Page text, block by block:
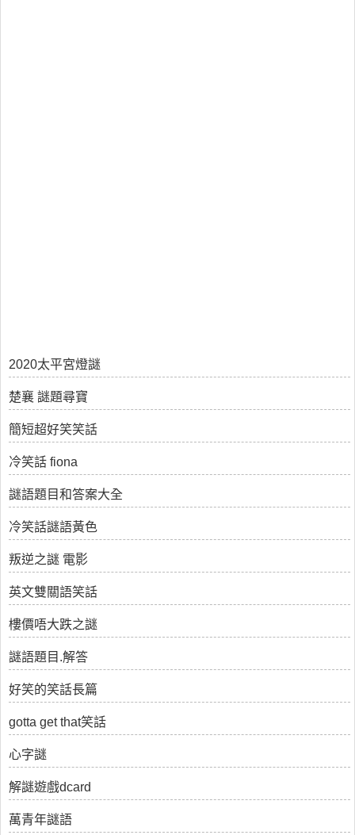
2020太平宮燈謎
楚襄 謎題尋寶
簡短超好笑笑話
冷笑話 fiona
謎語題目和答案大全
冷笑話謎語黃色
叛逆之謎 電影
英文雙關語笑話
樓價唔大跌之謎
謎語題目.解答
好笑的笑話長篇
gotta get that笑話
心字謎
解謎遊戲dcard
萬青年謎語